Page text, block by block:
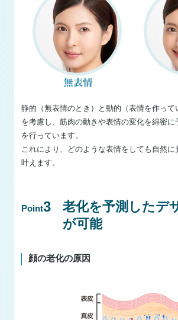
静的（無表情のとき）と動的（表情を作って
を考慮し、筋肉の動きや表情の変化を綿密に
を行っています。
これにより、どのような表情をしても自然に
叶えます。
Point3
老化を予測したデ
が可能
顔の老化の原因